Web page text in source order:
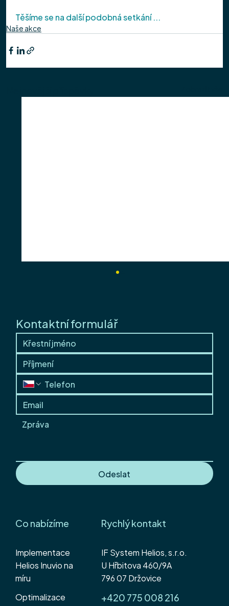
Těšíme se na další podobná setkání ...
Naše akce
Přejeme úspěšný vstup do roku 2026
Kontaktní formulář
Odeslat
Rychlý kontakt
IF System Helios, s.r.o.
U Hřbitova 460/9A
796 07 Držovice
+420 775 008 216
Co nabízíme
Implementace
Helios Inuvio na
míru
Optimalizace